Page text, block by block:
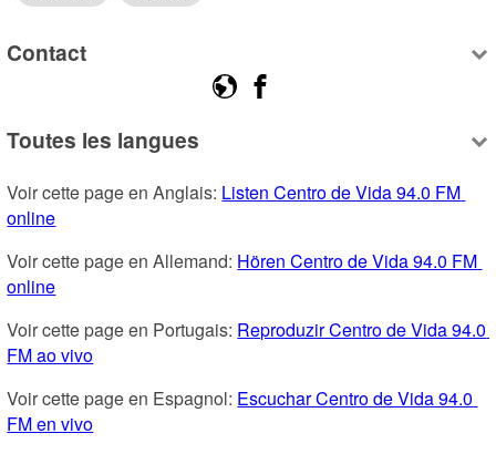
Contact
Toutes les langues
Voir cette page en Anglais: Listen Centro de Vida 94.0 FM
online
Voir cette page en Allemand: Hören Centro de Vida 94.0 FM
online
Voir cette page en Portugais: Reproduzir Centro de Vida 94.0
FM ao vivo
Voir cette page en Espagnol: Escuchar Centro de Vida 94.0
FM en vivo